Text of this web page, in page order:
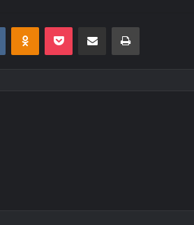
VKontakteOdnoklassniki
Pocket E-Posta ile paylaş Yazdır